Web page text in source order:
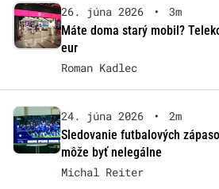
26. júna 2026 •
3m
Máte doma starý mobil?
eur
Roman Kadlec
24. júna 2026 •
2m
Sledovanie futbalových
môže byť nelegálne
Michal Reiter